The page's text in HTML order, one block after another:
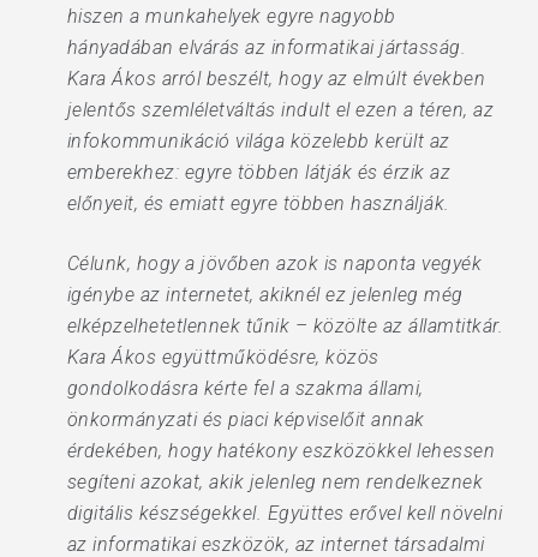
hiszen a munkahelyek egyre nagyobb
hányadában elvárás az informatikai jártasság.
Kara Ákos arról beszélt, hogy az elmúlt években
jelentős szemléletváltás indult el ezen a téren, az
infokommunikáció világa közelebb került az
emberekhez: egyre többen látják és érzik az
előnyeit, és emiatt egyre többen használják.
Célunk, hogy a jövőben azok is naponta vegyék
igénybe az internetet, akiknél ez jelenleg még
elképzelhetetlennek tűnik – közölte az államtitkár.
Kara Ákos együttműködésre, közös
gondolkodásra kérte fel a szakma állami,
önkormányzati és piaci képviselőit annak
érdekében, hogy hatékony eszközökkel lehessen
segíteni azokat, akik jelenleg nem rendelkeznek
digitális készségekkel. Együttes erővel kell növelni
az informatikai eszközök, az internet társadalmi